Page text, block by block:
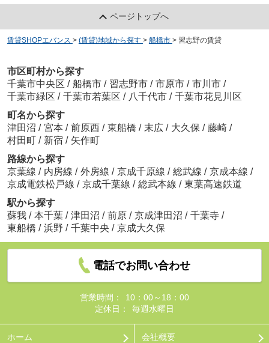
ページトップへ
賃貸SHOPエバンス > (賃貸)地域から探す > 船橋市 > 習志野の賃貸
市区町村から探す
千葉市中央区 / 船橋市 / 習志野市 / 市原市 / 市川市 /
千葉市緑区 / 千葉市若葉区 / 八千代市 / 千葉市花見川区
町名から探す
津田沼 / 宮本 / 前原西 / 東船橋 / 末広 / 大久保 / 藤崎 /
村田町 / 新宿 / 矢作町
路線から探す
京葉線 / 内房線 / 外房線 / 京成千原線 / 総武線 / 京成本線 /
京成電鉄松戸線 / 京成千葉線 / 総武本線 / 東葉高速鉄道
駅から探す
蘇我 / 本千葉 / 津田沼 / 前原 / 京成津田沼 / 千葉寺 /
東船橋 / 浜野 / 千葉中央 / 京成大久保
電話でお問い合わせ
営業時間：
10：00～18：00
定休日：
毎週水曜日
ホーム 会社概要